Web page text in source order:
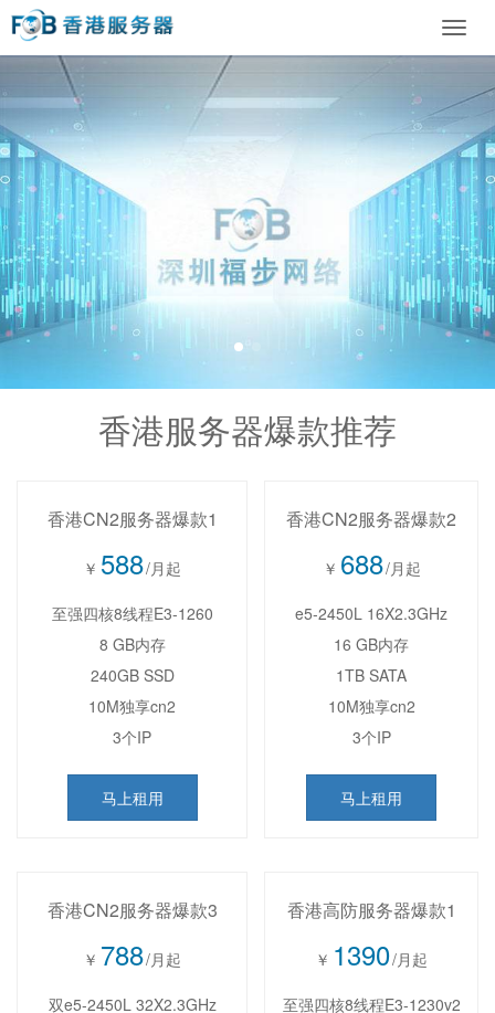
香港服务器爆款推荐
香港CN2服务器爆款1
￥ 588/月起
至强四核8线程E3-1260
8 GB内存
240GB SSD
10M独享cn2
3个IP
马上租用
香港CN2服务器爆款2
￥ 688/月起
e5-2450L 16X2.3GHz
16 GB内存
1TB SATA
10M独享cn2
3个IP
马上租用
香港CN2服务器爆款3
￥ 788/月起
双e5-2450L 32X2.3GHz
香港高防服务器爆款1
￥ 1390/月起
至强四核8线程E3-1230v2